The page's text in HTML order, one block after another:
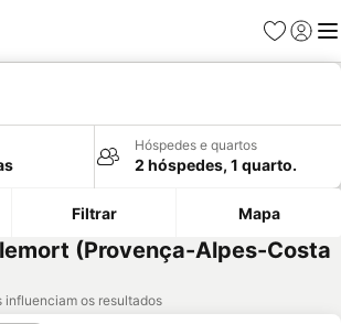
Favoritos
Iniciar
Hóspedes e quartos
2 hóspedes, 1 quarto.
Filtrar Mapa
(Provença-Alpes-Costa
influenciam os resultados